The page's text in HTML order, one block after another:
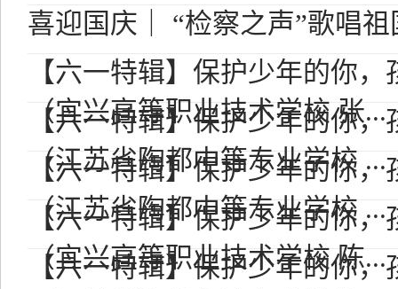
喜迎国庆｜ “检察之声”歌唱祖
【六一特辑】保护少年的你，
（宜兴高等职业技术学校 张...
【六一特辑】保护少年的你，
（江苏省陶都中等专业学校 ...
【六一特辑】保护少年的你，
（江苏省陶都中等专业学校 ...
【六一特辑】保护少年的你，
（宜兴高等职业技术学校 陈...
【六一特辑】保护少年的你，